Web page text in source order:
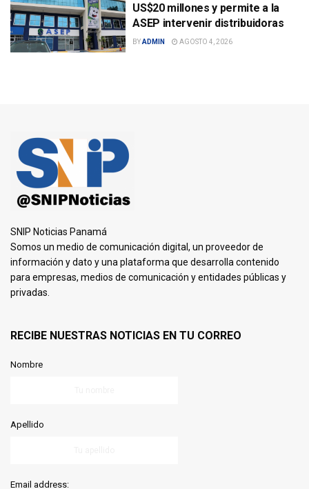
US$20 millones y permite a la
ASEP intervenir distribuidoras
BYADMIN AGOSTO 4, 2026
SNIP Noticias Panamá
Somos un medio de comunicación digital, un proveedor de
información y dato y una plataforma que desarrolla contenido
para empresas, medios de comunicación y entidades públicas y
privadas.
RECIBE NUESTRAS NOTICIAS EN TU CORREO
Nombre
Apellido
Email address: